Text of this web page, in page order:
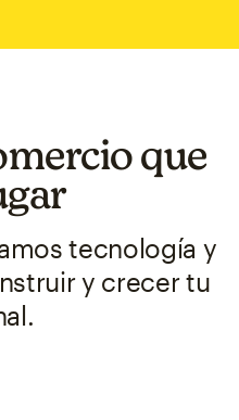
que
tecnología y
y crecer tu